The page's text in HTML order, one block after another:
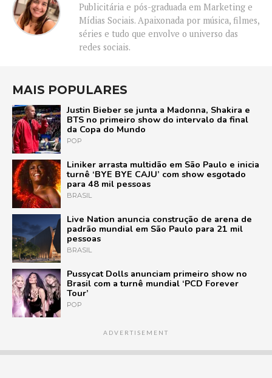
Publicitária e pós-graduada em Marketing e
Mídias Sociais. Apaixonada por música, filmes,
séries e tudo que envolve o universo das
redes sociais.
MAIS POPULARES
Justin Bieber se junta a Madonna, Shakira e
BTS no primeiro show do intervalo da final
da Copa do Mundo
POP
Liniker arrasta multidão em São Paulo e inicia
turnê ‘BYE BYE CAJU’ com show esgotado
para 48 mil pessoas
BRASIL
Live Nation anuncia construção de arena de
padrão mundial em São Paulo para 21 mil
pessoas
BRASIL
Pussycat Dolls anunciam primeiro show no
Brasil com a turnê mundial ‘PCD Forever
Tour’
POP
ADVERTISEMENT